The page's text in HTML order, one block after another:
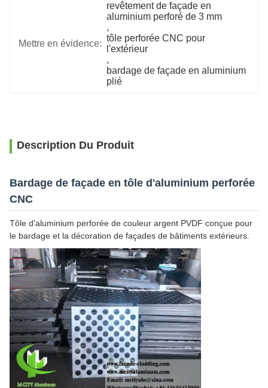
Mettre en évidence:
revêtement de façade en
aluminium perforé de 3 mm
,
tôle perforée CNC pour
l'extérieur
,
bardage de façade en aluminium
plié
Description Du Produit
Bardage de façade en tôle d'aluminium perforée
CNC
Tôle d'aluminium perforée de couleur argent PVDF conçue pour
le bardage et la décoration de façades de bâtiments extérieurs.